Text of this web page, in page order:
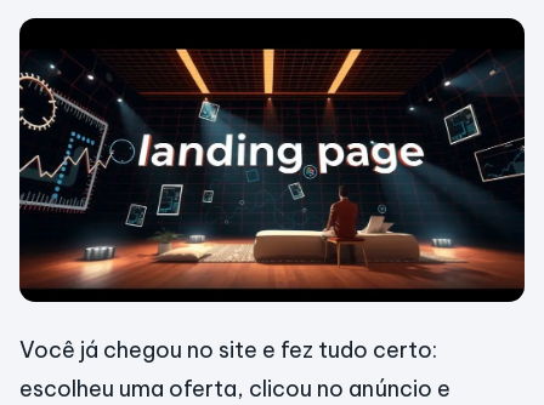
Você já chegou no site e fez tudo certo:
escolheu uma oferta, clicou no anúncio e